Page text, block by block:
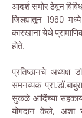
आदर्श समोर ठेवून
जिल्ह्यातून 1960
कारखाना येथे
होते.
प्रतिष्ठानचे अध्यक्ष
समनव्यक
सुकळे आदिंच्या
योगदान केले, अशा